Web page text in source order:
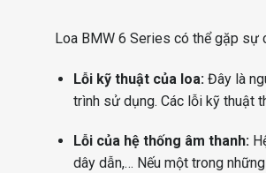
Loa BMW 6 Series có thể gặp sự
Lỗi kỹ thuật của loa:Đây là
trình sử dụng. Các lỗi kỹ thuật
Lỗi của hệ thống âm thanh:
dây dẫn,… Nếu một trong